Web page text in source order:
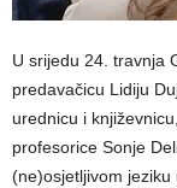
U srijedu 24. travnja
predavačicu Lidiju
urednicu i
profesorice Sonje
(ne)osjetljivom jeziku